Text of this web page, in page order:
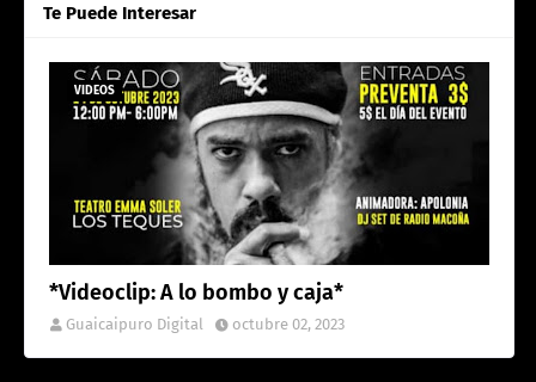
Te Puede Interesar
VIDEOS
*Videoclip: A lo bombo y caja*
Guaicaipuro Digital octubre 02, 2023